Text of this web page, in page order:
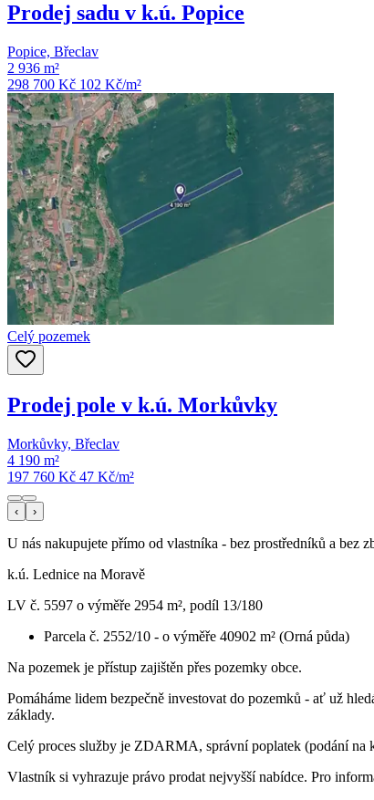
Prodej sadu v k.ú. Popice
Popice, Břeclav
2 936 m²
298 700 Kč 102 Kč/m²
Celý pozemek
Prodej pole v k.ú. Morkůvky
Morkůvky, Břeclav
4 190 m²
197 760 Kč 47 Kč/m²
‹ ›
U nás nakupujete přímo od vlastníka - bez prostředníků a bez
k.ú. Lednice na Moravě
LV č. 5597 o výměře 2954 m², podíl 13/180
Parcela č. 2552/10 - o výměře 40902 m² (Orná půda)
Na pozemek je přístup zajištěn přes pozemky obce.
Pomáháme lidem bezpečně investovat do pozemků - ať už
základy.
Celý proces služby je ZDARMA, správní poplatek (podání na
Vlastník si vyhrazuje právo prodat nejvyšší nabídce. Pro